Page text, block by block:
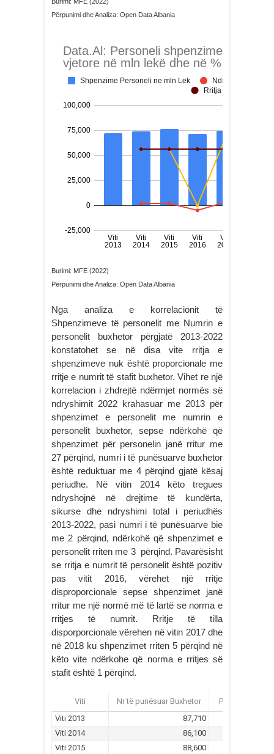
Përpunimi dhe Analiza: Open Data Albania
Burimi: MFE (2022)
Përpunimi dhe Analiza: Open Data Albania
Nga analiza e korrelacionit të
Shpenzimeve të personelit me Numrin e
personelit buxhetor përgjatë 2013-2022
konstatohet se në disa vite rritja e
shpenzimeve nuk është proporcionale me
rritje e numrit të stafit buxhetor. Vihet re një
korrelacion i zhdrejtë ndërmjet normës së
ndryshimit 2022 krahasuar me 2013 për
shpenzimet e personelit me numrin e
personelit buxhetor, sepse ndërkohë që
shpenzimet për personelin janë rritur me
27 përqind, numri i të punësuarve buxhetor
është reduktuar me 4 përqind gjatë kësaj
periudhe. Në vitin 2014 këto tregues
ndryshojnë në drejtime të kundërta,
sikurse dhe ndryshimi total i periudhës
2013-2022, pasi numri i të punësuarve bie
me 2 përqind, ndërkohë që shpenzimet e
personelit rriten me 3 përqind. Pavarësisht
se rritja e numrit të personelit është pozitiv
pas vitit 2016, vërehet një rritje
disproporcionale sepse shpenzimet janë
rritur me një normë më të lartë se norma e
rritjes të numrit. Rritje të tilla
disporporcionale vërehen në vitin 2017 dhe
në 2018 ku shpenzimet rriten 5 përqind në
këto vite ndërkohe që norma e rritjes së
stafit është 1 përqind.